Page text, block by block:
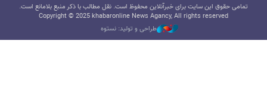
تمامی حقوق این سایت برای خبرآنلاین محفوظ است. نقل مطالب با ذکر منبع بلامانع است.
Copyright © 2025 khabaronline News Agancy, All rights reserved
طراحی و تولید: نستوه